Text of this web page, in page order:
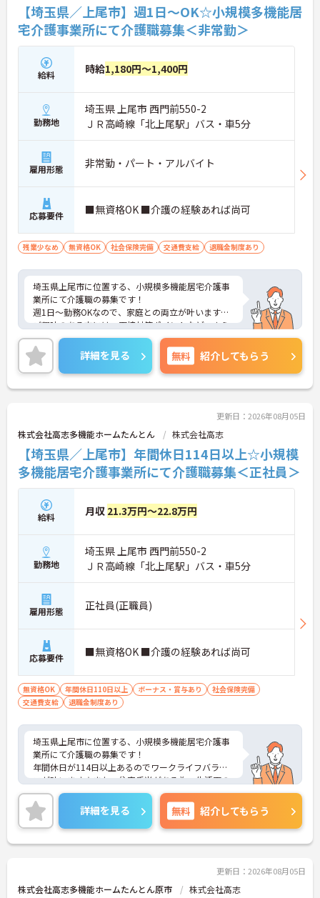
【埼玉県／上尾市】週1日～OK☆小規模多機能居
宅介護事業所にて介護職募集＜非常勤＞
給料 時給1,180円～1,400円
勤務地
埼玉県 上尾市 西門前550-2
ＪＲ高崎線「北上尾駅」バス・車5分
雇用形態 非常勤・パート・アルバイト
応募要件 ■無資格OK ■介護の経験あれば尚可
残業少なめ 無資格OK 社会保険完備 交通費支給 退職金制度あり
埼玉県上尾市に位置する、小規模多機能居宅介護事
業所にて介護職の募集です！
週1日～勤務OKなので、家庭との両立が叶います♪
ご興味のある方には、面接対策ポイントなど、さら
に詳細をお話しいたしますのでお気軽にご相談くだ
さい！
詳細を見る 無料 紹介してもらう
更新日：2026年08月05日
株式会社高志多機能ホームたんとん 株式会社高志
【埼玉県／上尾市】年間休日114日以上☆小規模
多機能居宅介護事業所にて介護職募集＜正社員＞
給料 月収 21.3万円～22.8万円
勤務地
埼玉県 上尾市 西門前550-2
ＪＲ高崎線「北上尾駅」バス・車5分
雇用形態 正社員(正職員)
応募要件 ■無資格OK ■介護の経験あれば尚可
無資格OK 年間休日110日以上 ボーナス・賞与あり
社会保険完備
交通費支給
退職金制度あり
埼玉県上尾市に位置する、小規模多機能居宅介護事
業所にて介護職の募集です！
年間休日が114日以上あるのでワークライフバラン
スが叶います☆また、住宅手当がある為、生活面の
負担を軽減し、安心して長く勤務していただけます
◎
ご興味のある方には、面接対策ポイントなど、さら
に詳細をお話しいたしますのでお気軽にご相談くだ
さい！
詳細を見る 無料 紹介してもらう
更新日：2026年08月05日
株式会社高志多機能ホームたんとん原市 株式会社高志